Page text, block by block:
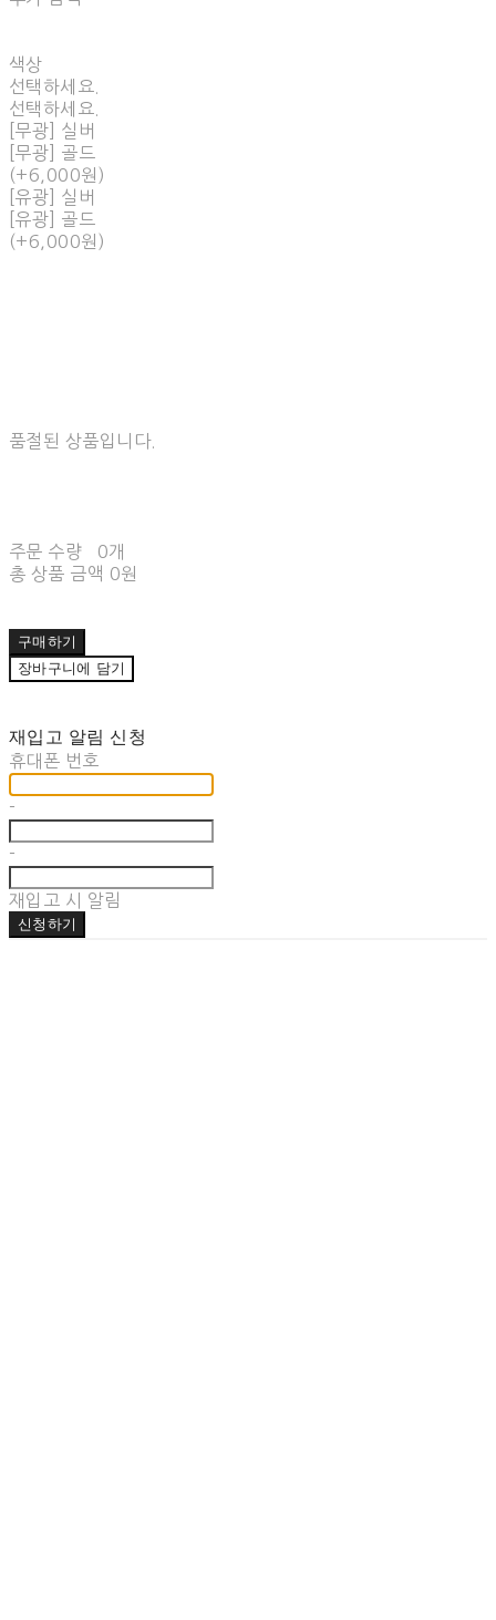
색상
선택하세요.
선택하세요.
[무광] 실버
[무광] 골드
(+6,000원)
[유광] 실버
[유광] 골드
(+6,000원)
품절된 상품입니다.
주문 수량
0개
총 상품 금액 0원
구매하기
장바구니에 담기
재입고 알림 신청
휴대폰 번호
-
-
재입고 시 알림
신청하기